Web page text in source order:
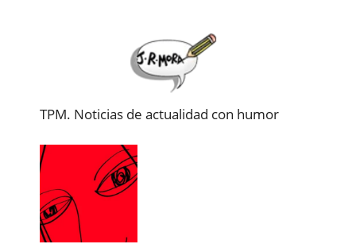
TPM. Noticias de actualidad con humor